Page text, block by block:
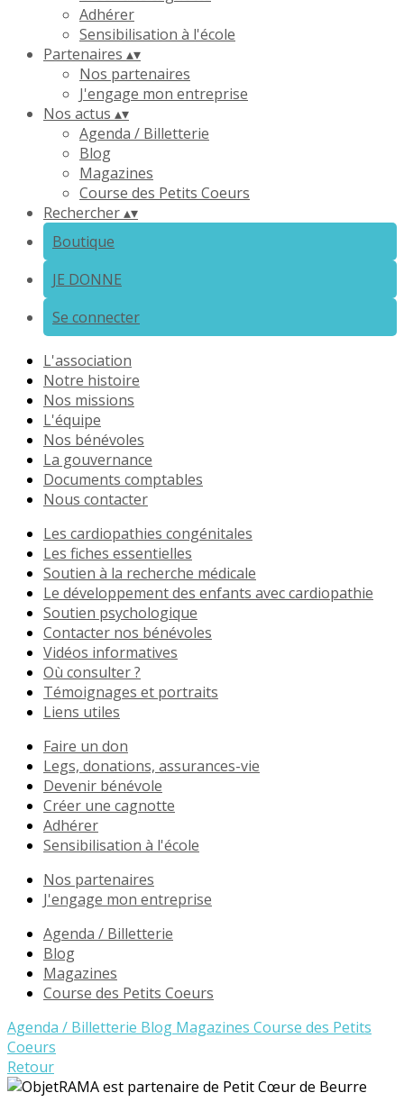
Adhérer
Sensibilisation à l'école
Partenaires ▴▾
Nos partenaires
J'engage mon entreprise
Nos actus ▴▾
Agenda / Billetterie
Blog
Magazines
Course des Petits Coeurs
Rechercher▴▾
Boutique
JE DONNE
Se connecter
L'association
Notre histoire
Nos missions
L'équipe
Nos bénévoles
La gouvernance
Documents comptables
Nous contacter
Les cardiopathies congénitales
Les fiches essentielles
Soutien à la recherche médicale
Le développement des enfants avec cardiopathie
Soutien psychologique
Contacter nos bénévoles
Vidéos informatives
Où consulter ?
Témoignages et portraits
Liens utiles
Faire un don
Legs, donations, assurances-vie
Devenir bénévole
Créer une cagnotte
Adhérer
Sensibilisation à l'école
Nos partenaires
J'engage mon entreprise
Agenda / Billetterie
Blog
Magazines
Course des Petits Coeurs
Agenda / Billetterie Blog Magazines Course des Petits
Coeurs
Retour